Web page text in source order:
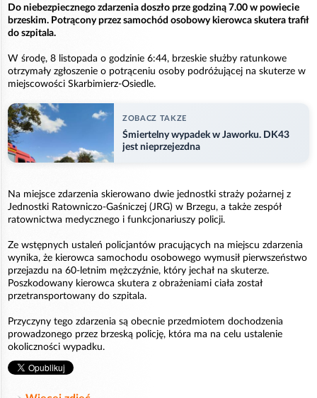
Do niebezpiecznego zdarzenia doszło prze godziną 7.00 w powiecie
brzeskim. Potrącony przez samochód osobowy kierowca skutera trafił
do szpitala.
W środę, 8 listopada o godzinie 6:44, brzeskie służby ratunkowe
otrzymały zgłoszenie o potrąceniu osoby podróżującej na skuterze w
miejscowości Skarbimierz-Osiedle.
ZOBACZ TAKZE
Śmiertelny wypadek w Jaworku. DK43
jest nieprzejezdna
Na miejsce zdarzenia skierowano dwie jednostki straży pożarnej z
Jednostki Ratowniczo-Gaśniczej (JRG) w Brzegu, a także zespół
ratownictwa medycznego i funkcjonariuszy policji.
Ze wstępnych ustaleń policjantów pracujących na miejscu zdarzenia
wynika, że kierowca samochodu osobowego wymusił pierwszeństwo
przejazdu na 60-letnim mężczyźnie, który jechał na skuterze.
Poszkodowany kierowca skutera z obrażeniami ciała został
przetransportowany do szpitala.
Przyczyny tego zdarzenia są obecnie przedmiotem dochodzenia
prowadzonego przez brzeską policję, która ma na celu ustalenie
okoliczności wypadku.